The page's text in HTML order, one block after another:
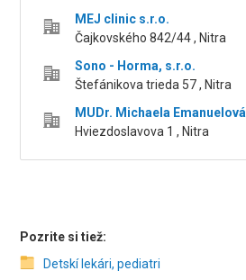
MEJ clinic s.r.o.
Čajkovského 842/44 , Nitra
Sono - Horma, s.r.o.
Štefánikova trieda 57 , Nitra
MUDr. Michaela Emanuelová
Hviezdoslavova 1 , Nitra
Pozrite si tiež:
Detskí lekári, pediatri